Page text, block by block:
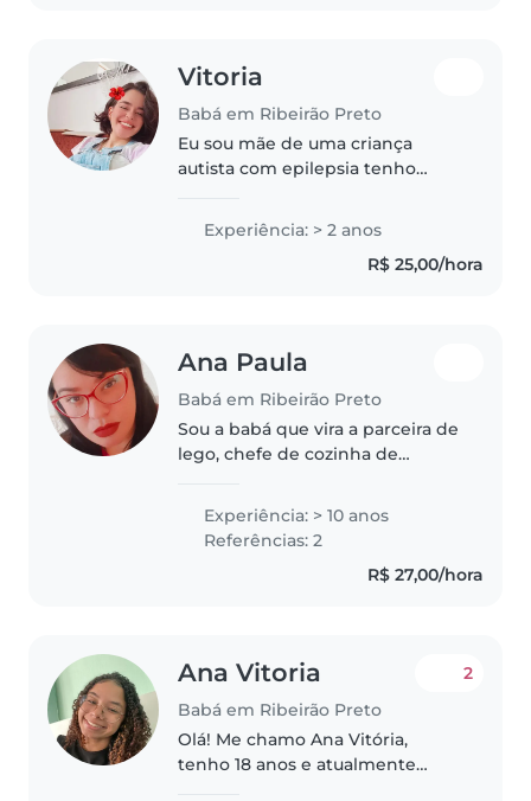
Vitoria
Babá em Ribeirão Preto
Eu sou mãe de uma criança
autista com epilepsia tenho
criança com desafios iguais ao da
minha filha e bebês pequenos
tenho curso de socorrista e tbm..
Experiência: > 2 anos
R$ 25,00/hora
Ana Paula
Babá em Ribeirão Preto
Sou a babá que vira a parceira de
lego, chefe de cozinha de
babá que troca a fralda sem
drama, sabe quase todas as
musiquinhas infantis, não tem
Experiência: > 10 anos
Referências: 2
R$ 27,00/hora
Ana Vitoria
Babá em Ribeirão Preto
2
Olá! Me chamo Ana Vitória,
tenho 18 anos e atualmente